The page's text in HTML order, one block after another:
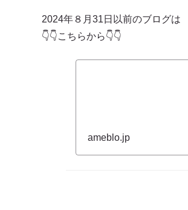
2024年８月31日以前のブログは
👇👇こちらから👇👇
ameblo.jp